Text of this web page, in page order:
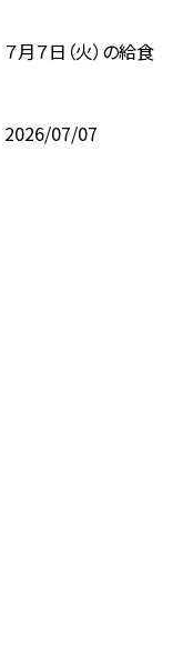
７月７日（火）の給食
2026/07/07